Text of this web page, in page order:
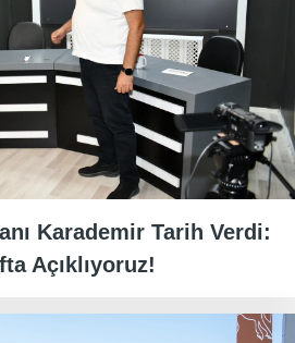
Karademir Tarih Verdi:
Açıklıyoruz!